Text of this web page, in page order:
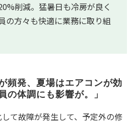
削減。猛暑日も冷房が良く
の方々も快適に業務に取り組
頻発、夏場はエアコンが効
の体調にも影響が。」
て故障が発生して、予定外の修